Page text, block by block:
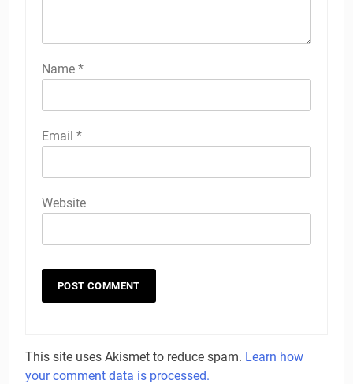
Name *
Email *
Website
This site uses Akismet to reduce spam. Learn how
your comment data is processed.